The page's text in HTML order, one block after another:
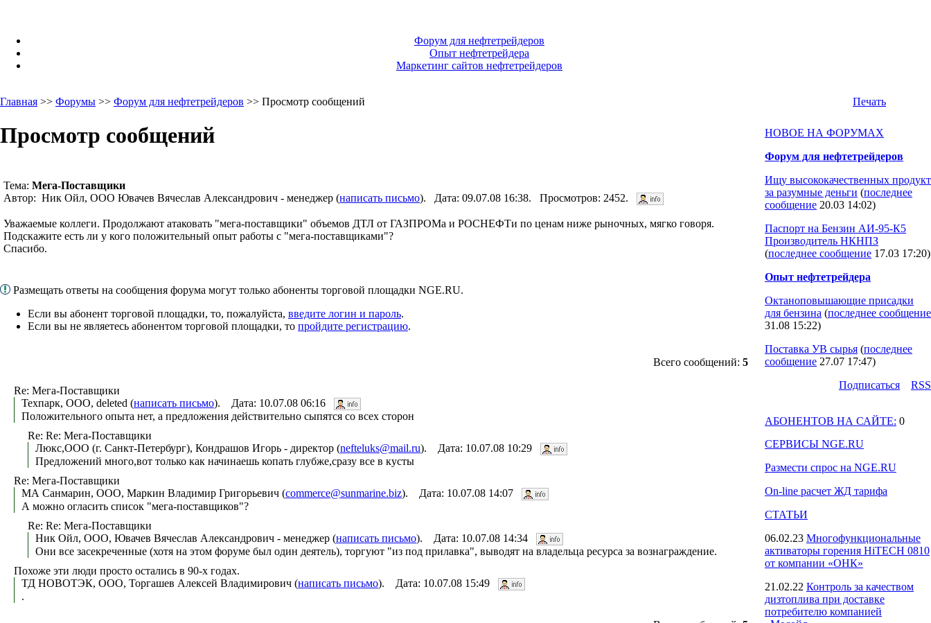
Форум для нефтетрейдеров
Опыт нефтетрейдера
Маркетинг сайтов нефтетрейдеров
Главная >> Форумы >> Форум для нефтетрейдеров >> Просмотр сообщений Печать
Просмотр сообщений
Тема: Мега-Поставщики
Автор: Ник Ойл, ООО Ювачев Вячеслав Александрович - менеджер (написать письмо). Дата: 09.07.08 16:38. Просмотров: 2452.
Уважаемые коллеги. Продолжают атаковать "мега-поставщики" объемов ДТЛ от ГАЗПРОМа и РОСНЕФТи по ценам ниже рыночных, мягко говоря.
Подскажите есть ли у кого положительный опыт работы с "мега-поставщиками"?
Спасибо.
Размещать ответы на сообщения форума могут только абоненты торговой площадки NGE.RU.
Если вы абонент торговой площадки, то, пожалуйста, введите логин и пароль.
Если вы не являетесь абонентом торговой площадки, то пройдите регистрацию.
Всего сообщений: 5
Re: Мега-Поставщики
Техпарк, ООО, deleted (написать письмо). Дата: 10.07.08 06:16
Положительного опыта нет, а предложения действительно сыпятся со всех сторон
Re: Re: Мега-Поставщики
Люкс,ООО (г. Санкт-Петербург), Кондрашов Игорь - директор (nefteluks@mail.ru). Дата: 10.07.08 10:29
Предложений много,вот только как начинаешь копать глубже,сразу все в кусты
Re: Мега-Поставщики
МА Санмарин, ООО, Маркин Владимир Григорьевич (commerce@sunmarine.biz). Дата: 10.07.08 14:07
А можно огласить список "мега-поставщиков"?
Re: Re: Мега-Поставщики
Ник Ойл, ООО, Ювачев Вячеслав Александрович - менеджер (написать письмо). Дата: 10.07.08 14:34
Они все засекреченные (хотя на этом форуме был один деятель), торгуют "из под прилавка", выводят на владельца ресурса за вознаграждение.
Похоже эти люди просто остались в 90-х годах.
ТД НОВОТЭК, ООО, Торгашев Алексей Владимирович (написать письмо). Дата: 10.07.08 15:49
.
НОВОЕ НА ФОРУМАХ
Форум для нефтетрейдеров
Ищу высококачественных продукт
за разумные деньги (последнее
сообщение 20.03 14:02)
Паспорт на Бензин АИ-95-К5
Производитель НКНПЗ
(последнее сообщение 17.03 17:20)
Опыт нефтетрейдера
Октаноповышающие присадки
для бензина (последнее сообщение
31.08 15:22)
Поставка УВ сырья (последнее
сообщение 27.07 17:47)
Подпиcаться
RSS
АБОНЕНТОВ НА САЙТЕ: 0
СЕРВИСЫ NGE.RU
Размести спрос на NGE.RU
On-line расчет ЖД тарифа
СТАТЬИ
06.02.23 Многофункциональные
активаторы горения HiTECH 0810
от компании «ОНК»
21.02.22 Контроль за качеством
дизтоплива при доставке
потребителю компанией